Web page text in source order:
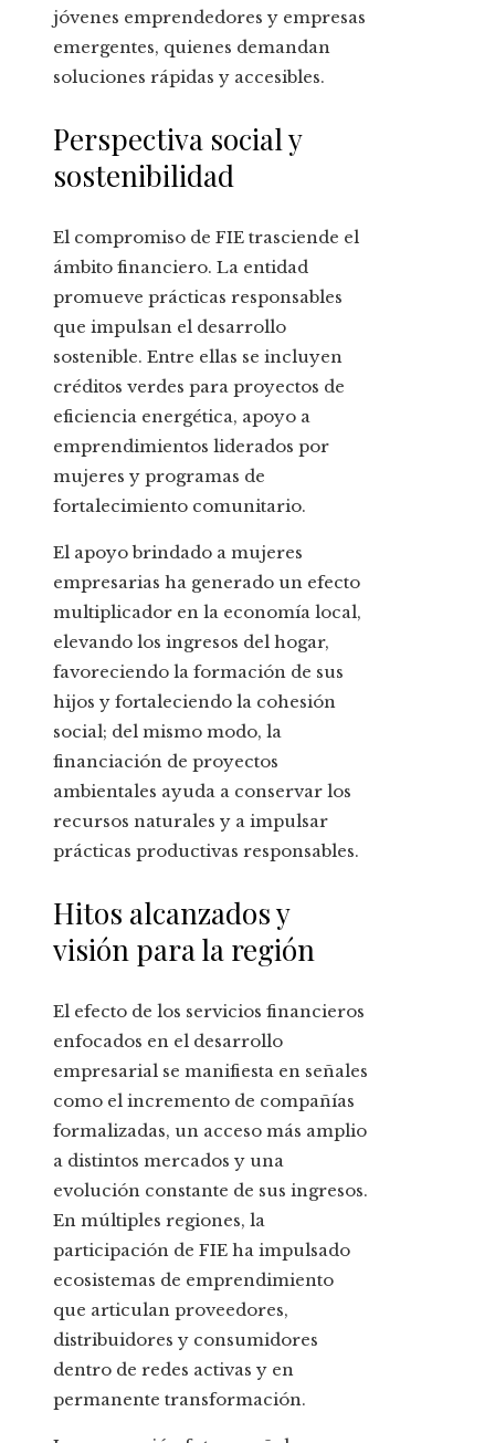
jóvenes emprendedores y empresas
emergentes, quienes demandan
soluciones rápidas y accesibles.
Perspectiva social y
sostenibilidad
El compromiso de FIE trasciende el
ámbito financiero. La entidad
promueve prácticas responsables
que impulsan el desarrollo
sostenible. Entre ellas se incluyen
créditos verdes para proyectos de
eficiencia energética, apoyo a
emprendimientos liderados por
mujeres y programas de
fortalecimiento comunitario.
El apoyo brindado a mujeres
empresarias ha generado un efecto
multiplicador en la economía local,
elevando los ingresos del hogar,
favoreciendo la formación de sus
hijos y fortaleciendo la cohesión
social; del mismo modo, la
financiación de proyectos
ambientales ayuda a conservar los
recursos naturales y a impulsar
prácticas productivas responsables.
Hitos alcanzados y
visión para la región
El efecto de los servicios financieros
enfocados en el desarrollo
empresarial se manifiesta en señales
como el incremento de compañías
formalizadas, un acceso más amplio
a distintos mercados y una
evolución constante de sus ingresos.
En múltiples regiones, la
participación de FIE ha impulsado
ecosistemas de emprendimiento
que articulan proveedores,
distribuidores y consumidores
dentro de redes activas y en
permanente transformación.